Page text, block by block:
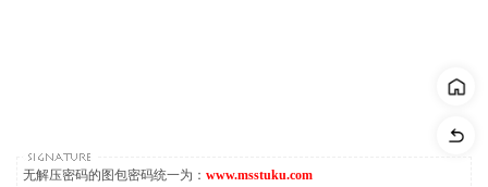
无解压密码的图包密码统一为： www.msstuku.com